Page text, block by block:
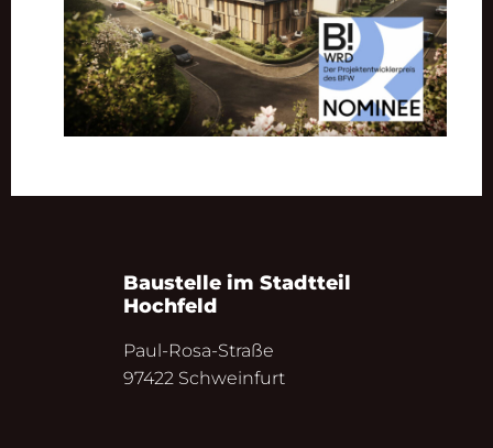
Baustelle im Stadtteil
Hochfeld
Paul-Rosa-Straße
97422 Schweinfurt